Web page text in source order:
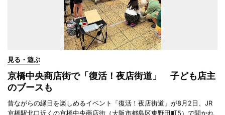
見る・遊ぶ
京橋中央商店街で「復活！夜店街道」 子ども店主
のブースも
昔ながらの縁日を楽しめるイベント「復活！夜店街道」が8月2日、JR
京橋駅北口近くの京橋中央商店街（大阪市都島区東野田町5）で開かれ